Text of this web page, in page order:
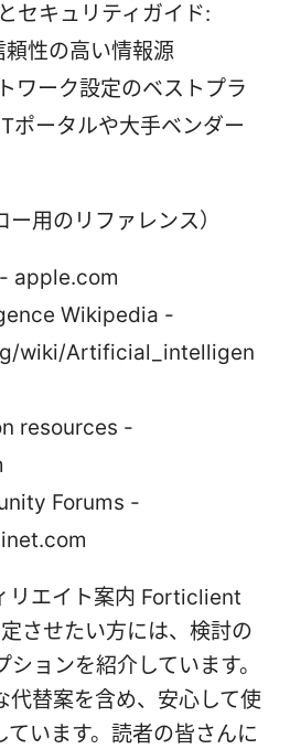
セキュリティガイド:
性の高い情報源
ワーク設定のベストプラ
ポータルや大手ベンダー
用のリファレンス）
apple.com
Wikipedia -
wiki/Artificial_intelligen
resources -
Forums -
リエイト案内 Forticlient
させたい方には、検討の
ョンを紹介しています。
代替案を含め、安心して使
ています。読者の皆さんに